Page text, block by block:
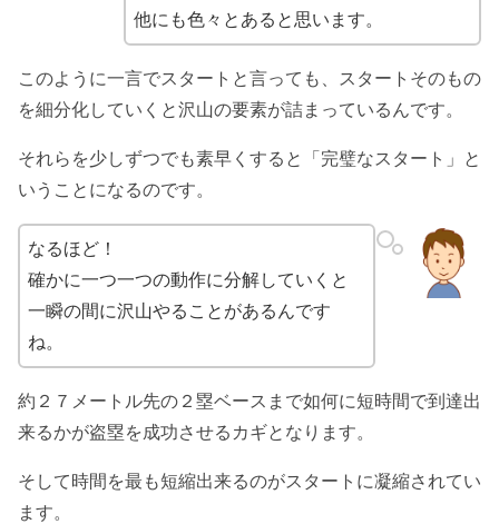
他にも色々とあると思います。
このように一言でスタートと言っても、スタートそのもの
を細分化していくと沢山の要素が詰まっているんです。
それらを少しずつでも素早くすると「完璧なスタート」と
いうことになるのです。
なるほど！
確かに一つ一つの動作に分解していくと
一瞬の間に沢山やることがあるんです
ね。
約２７メートル先の２塁ベースまで如何に短時間で到達出
来るかが盗塁を成功させるカギとなります。
そして時間を最も短縮出来るのがスタートに凝縮されてい
ます。